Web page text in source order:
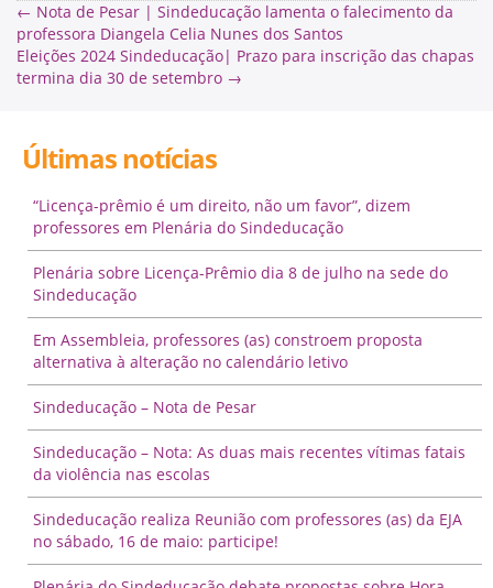
← Nota de Pesar | Sindeducação lamenta o falecimento da
professora Diangela Celia Nunes dos Santos
Eleições 2024 Sindeducação| Prazo para inscrição das chapas
termina dia 30 de setembro →
Últimas notícias
“Licença-prêmio é um direito, não um favor”, dizem
professores em Plenária do Sindeducação
Plenária sobre Licença-Prêmio dia 8 de julho na sede do
Sindeducação
Em Assembleia, professores (as) constroem proposta
alternativa à alteração no calendário letivo
Sindeducação – Nota de Pesar
Sindeducação – Nota: As duas mais recentes vítimas fatais
da violência nas escolas
Sindeducação realiza Reunião com professores (as) da EJA
no sábado, 16 de maio: participe!